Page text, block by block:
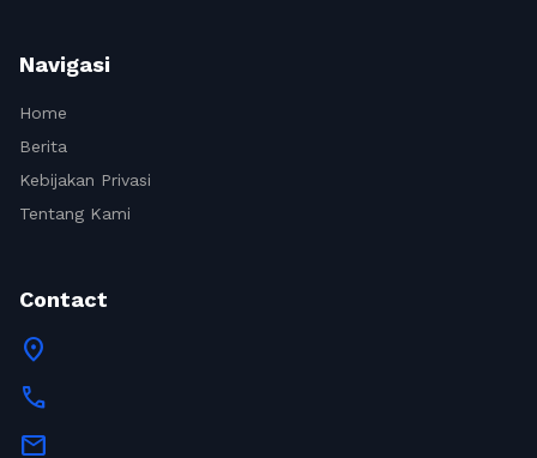
Navigasi
Home
Berita
Kebijakan Privasi
Tentang Kami
Contact
location_on
call
mail